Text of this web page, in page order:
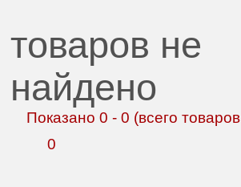
товаров не
найдено
Показано 0 -0 (всего товаров
0